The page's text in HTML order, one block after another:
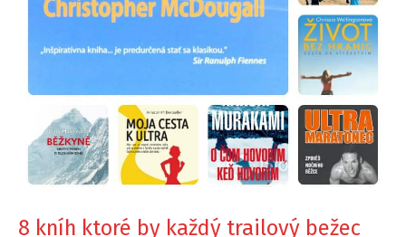
8 kníh ktoré by každý trailový bežec